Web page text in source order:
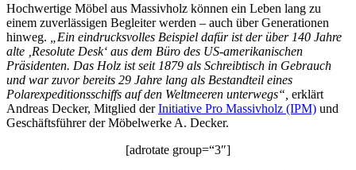
Hochwertige Möbel aus Massivholz können ein Leben lang zu
einem zuverlässigen Begleiter werden – auch über Generationen
hinweg.
„Ein eindrucksvolles Beispiel dafür ist der über 140 Jahre
alte ‚Resolute Desk‘ aus dem Büro des US-amerikanischen
Präsidenten. Das Holz ist seit 1879 als Schreibtisch in Gebrauch
und war zuvor bereits 29 Jahre lang als Bestandteil eines
Polarexpeditionsschiffs auf den Weltmeeren unterwegs“, erklärt
Andreas Decker, Mitglied derInitiative Pro Massivholz (IPM) und
Geschäftsführer der Möbelwerke A. Decker.
[adrotate group=“3″]